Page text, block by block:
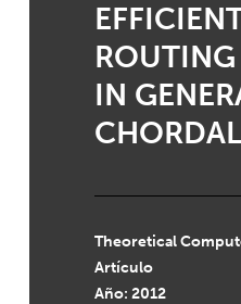
ROUTING
IN
Theoretical
Artículo
Año: 2012